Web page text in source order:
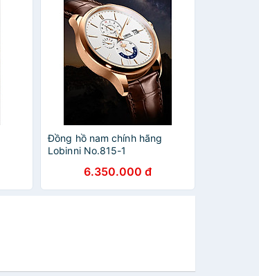
Đồng hồ nam chính hãng
Lobinni No.815-1
6.350.000 đ